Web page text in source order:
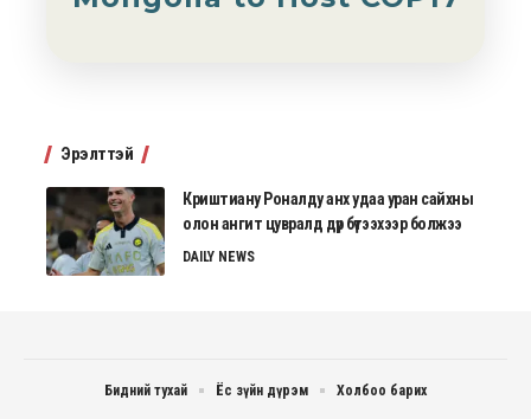
Эрэлттэй
Криштиану Роналду анх удаа уран сайхны
олон ангит цувралд дүр бүтээхээр болжээ
DAILY NEWS
Бидний тухай Ёс зүйн дүрэм Холбоо барих